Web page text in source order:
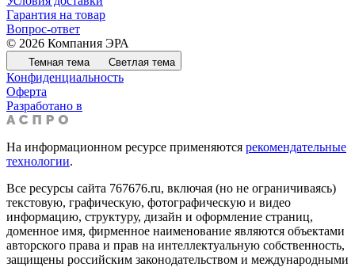
Гарантия на товар
Вопрос-ответ
© 2026 Компания ЭРА
Темная тема Светлая тема
Конфиденциальность
Оферта
Разработано в
На информационном ресурсе применяются рекомендательные
технологии.
Все ресурсы сайта 767676.ru, включая (но не ограничиваясь)
текстовую, графическую, фотографическую и видео
информацию, структуру, дизайн и оформление страниц,
доменное имя, фирменное наименование являются объектами
авторского права и прав на интеллектуальную собственность,
защищены российским законодательством и международными